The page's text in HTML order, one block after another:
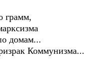
грамм,
домам...
Коммунизма...